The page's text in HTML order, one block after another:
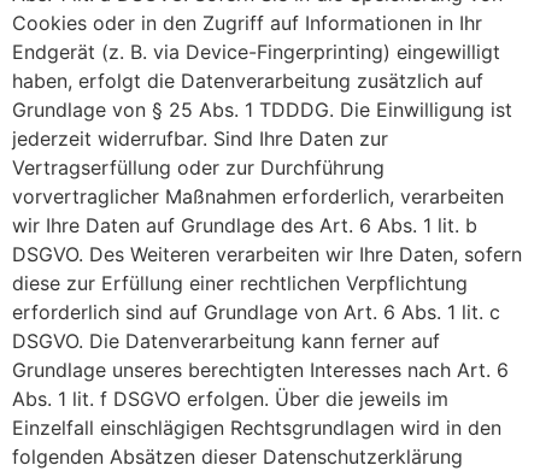
Cookies oder in den Zugriff auf Informationen in Ihr
Endgerät (z. B. via Device-Fingerprinting) eingewilligt
haben, erfolgt die Datenverarbeitung zusätzlich auf
Grundlage von § 25 Abs. 1 TDDDG. Die Einwilligung ist
jederzeit widerrufbar. Sind Ihre Daten zur
Vertragserfüllung oder zur Durchführung
vorvertraglicher Maßnahmen erforderlich, verarbeiten
wir Ihre Daten auf Grundlage des Art. 6 Abs. 1 lit. b
DSGVO. Des Weiteren verarbeiten wir Ihre Daten, sofern
diese zur Erfüllung einer rechtlichen Verpflichtung
erforderlich sind auf Grundlage von Art. 6 Abs. 1 lit. c
DSGVO. Die Datenverarbeitung kann ferner auf
Grundlage unseres berechtigten Interesses nach Art. 6
Abs. 1 lit. f DSGVO erfolgen. Über die jeweils im
Einzelfall einschlägigen Rechtsgrundlagen wird in den
folgenden Absätzen dieser Datenschutzerklärung